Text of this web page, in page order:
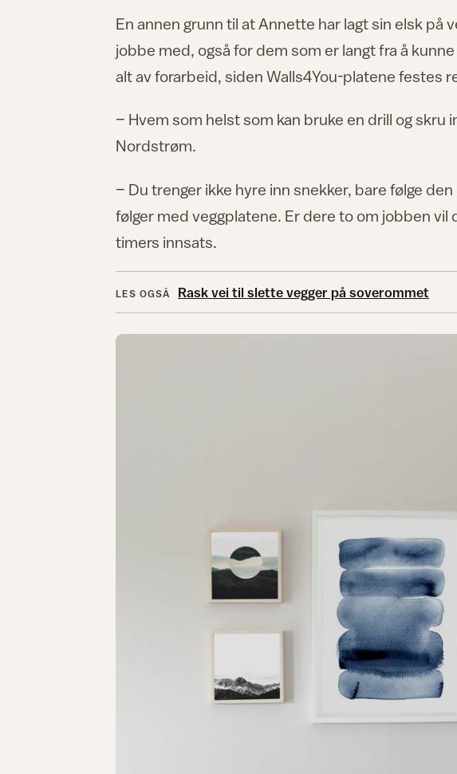
En annen grunn til at Annette har lagt sin elsk på
jobbe med, også for dem som er langt fra å
alt av forarbeid, siden Walls4You-platene festes
– Hvem som helst som kan bruke en drill og
Nordstrøm.
– Du trenger ikke hyre inn snekker, bare følge
følger med veggplatene. Er dere to om jobben
timers innsats.
LES OGSÅ Rask vei til slette vegger på soverommet